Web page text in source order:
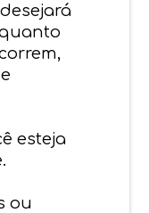
esteja
ou